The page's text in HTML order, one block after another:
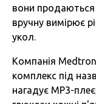
вони продаються
вручну вимірює
укол.
Компанія
комплекс під
нагадує MP3-